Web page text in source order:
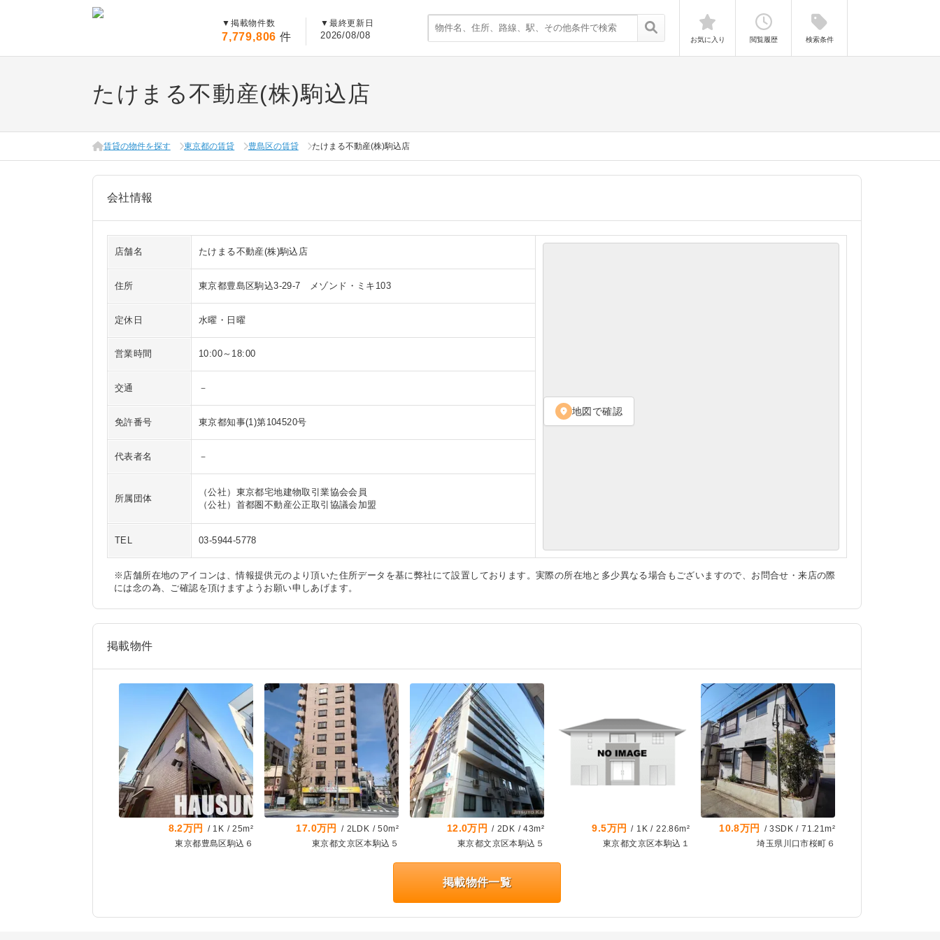
▼ 掲載物件数
7,779,806 件
▼ 最終更新日
2026/08/08 お気に入り 閲覧履歴 検索条件
たけまる不動産(株)駒込店
賃貸の物件を探す 東京都の賃貸 豊島区の賃貸 たけまる不動産(株)駒込店
会社情報
店舗名 たけまる不動産(株)駒込店
location_on 地図で確認
住所 東京都豊島区駒込3-29-7 メゾンド・ミキ103
定休日 水曜・日曜
営業時間 10:00～18:00
交通 －
免許番号 東京都知事(1)第104520号
代表者名 －
所属団体
（公社）東京都宅地建物取引業協会会員
（公社）首都圏不動産公正取引協議会加盟
TEL 03-5944-5778
※店舗所在地のアイコンは、情報提供元のより頂いた住所データを基に弊社にて設置しております。実際の所在地と多少異なる場合もございますので、お問合せ・来店の際
には念の為、ご確認を頂けますようお願い申しあげます。
掲載物件
8.2万円 / 1K /25m²
東京都豊島区駒込６
17.0万円 / 2LDK /50m²
東京都文京区本駒込５
12.0万円 / 2DK /43m²
東京都文京区本駒込５
9.5万円 / 1K /22.86m²
東京都文京区本駒込１
10.8万円 /3SDK /71.21m²
埼玉県川口市桜町６
掲載物件一覧